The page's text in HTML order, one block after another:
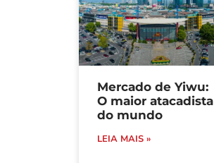
Mercado de Yiwu:
O maior atacadista
do mundo
LEIA MAIS »